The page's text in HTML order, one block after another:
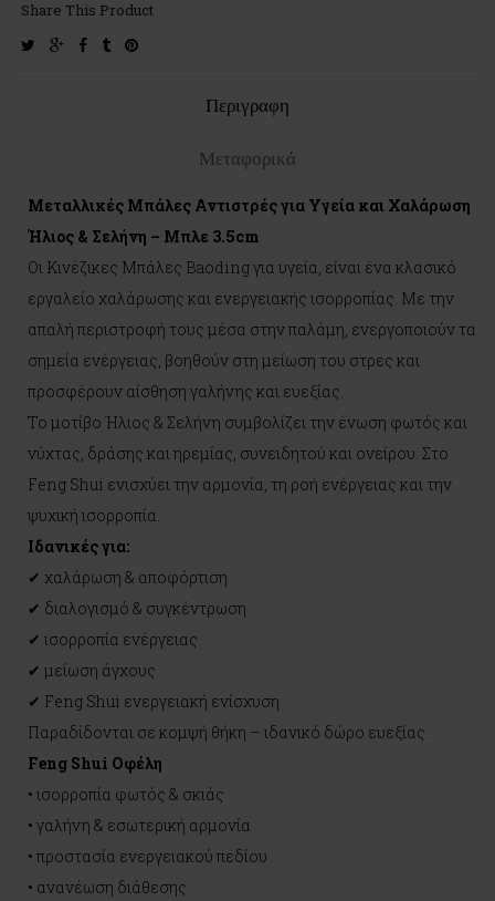
Share This Product
twittergoogle-facebook
tumblrpinterest
Περιγραφη
Μεταφορικά
Μεταλλικές Μπάλες Αντιστρές για Υγεία και Χαλάρωση
Ήλιος & Σελήνη – Μπλε 3.5cm
Οι Κινέζικες Μπάλες Baoding για υγεία, είναι ένα κλασικό
εργαλείο χαλάρωσης και ενεργειακής ισορροπίας. Με την
απαλή περιστροφή τους μέσα στην παλάμη, ενεργοποιούν τα
σημεία ενέργειας, βοηθούν στη μείωση του στρες και
προσφέρουν αίσθηση γαλήνης και ευεξίας.
Το μοτίβο Ήλιος & Σελήνη συμβολίζει την ένωση φωτός και
νύχτας, δράσης και ηρεμίας, συνειδητού και ονείρου. Στο
Feng Shui ενισχύει την αρμονία, τη ροή ενέργειας και την
ψυχική ισορροπία.
Ιδανικές για:
✔ χαλάρωση & αποφόρτιση
✔ διαλογισμό & συγκέντρωση
✔ ισορροπία ενέργειας
✔ μείωση άγχους
✔ Feng Shui ενεργειακή ενίσχυση
Παραδίδονται σε κομψή θήκη – ιδανικό δώρο ευεξίας.
Feng Shui Οφέλη
• ισορροπία φωτός & σκιάς
• γαλήνη & εσωτερική αρμονία
• προστασία ενεργειακού πεδίου
• ανανέωση διάθεσης